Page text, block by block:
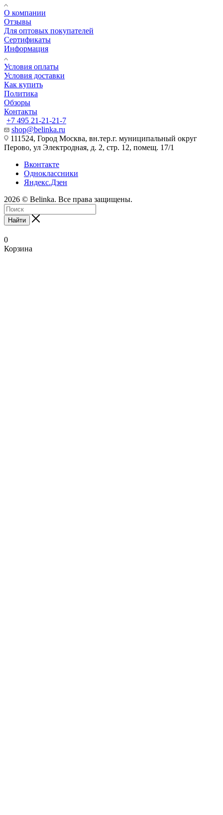
О компании
Отзывы
Для оптовых покупателей
Сертификаты
Информация
Условия оплаты
Условия доставки
Как купить
Политика
Обзоры
Контакты
+7 495 21-21-21-7
shop@belinka.ru
111524, Город Москва, вн.тер.г. муниципальный округ
Перово, ул Электродная, д. 2, стр. 12, помещ. 17/1
Вконтакте
Одноклассники
Яндекс.Дзен
2026 © Belinka. Все права защищены.
Найти
0
Корзина